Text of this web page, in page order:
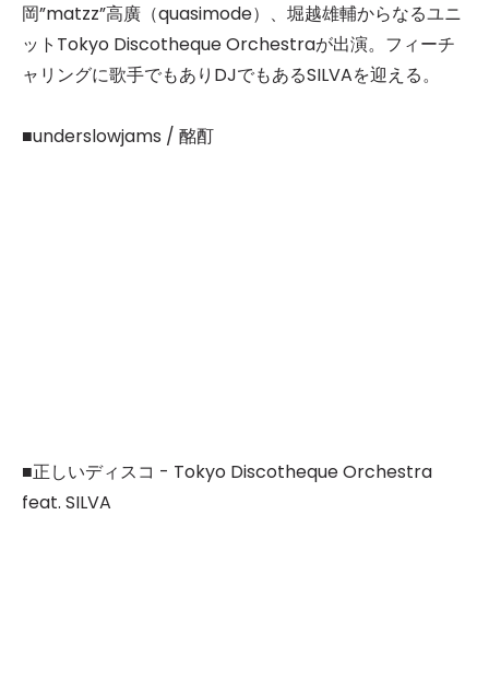
岡”matzz”高廣（quasimode）、堀越雄輔からなるユニ
ットTokyo Discotheque Orchestraが出演。フィーチ
ャリングに歌手でもありDJでもあるSILVAを迎える。
■underslowjams / 酩酊
■正しいディスコ - Tokyo Discotheque Orchestra
feat. SILVA